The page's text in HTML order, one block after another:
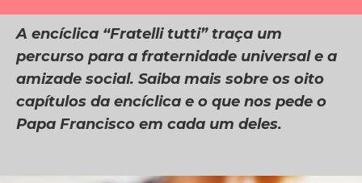
A encíclica “Fratelli tutti” traça um
percurso para a fraternidade universal e a
amizade social. Saiba mais sobre os oito
capítulos da encíclica e o que nos pede o
Papa Francisco em cada um deles.